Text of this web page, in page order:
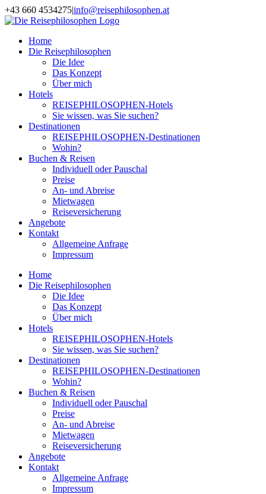
Zum
Inhalt
+43 660 4534275|info@reisephilosophen.at
Facebook
Instagram
LinkedIn
Pinterest
Home
Die Reisephilosophen
Die Idee
Das Konzept
Über mich
Hotels
REISEPHILOSOPHEN-Hotels
Sie wissen, was Sie suchen?
Destinationen
REISEPHILOSOPHEN-Destinationen
Wohin?
Buchen & Reisen
Individuell oder Pauschal
Preise
An- und Abreise
Mietwagen
Reiseversicherung
Angebote
Kontakt
Allgemeine Anfrage
Impressum
Home
Die Reisephilosophen
Die Idee
Das Konzept
Über mich
Hotels
REISEPHILOSOPHEN-Hotels
Sie wissen, was Sie suchen?
Destinationen
REISEPHILOSOPHEN-Destinationen
Wohin?
Buchen & Reisen
Individuell oder Pauschal
Preise
An- und Abreise
Mietwagen
Reiseversicherung
Angebote
Kontakt
Allgemeine Anfrage
Impressum